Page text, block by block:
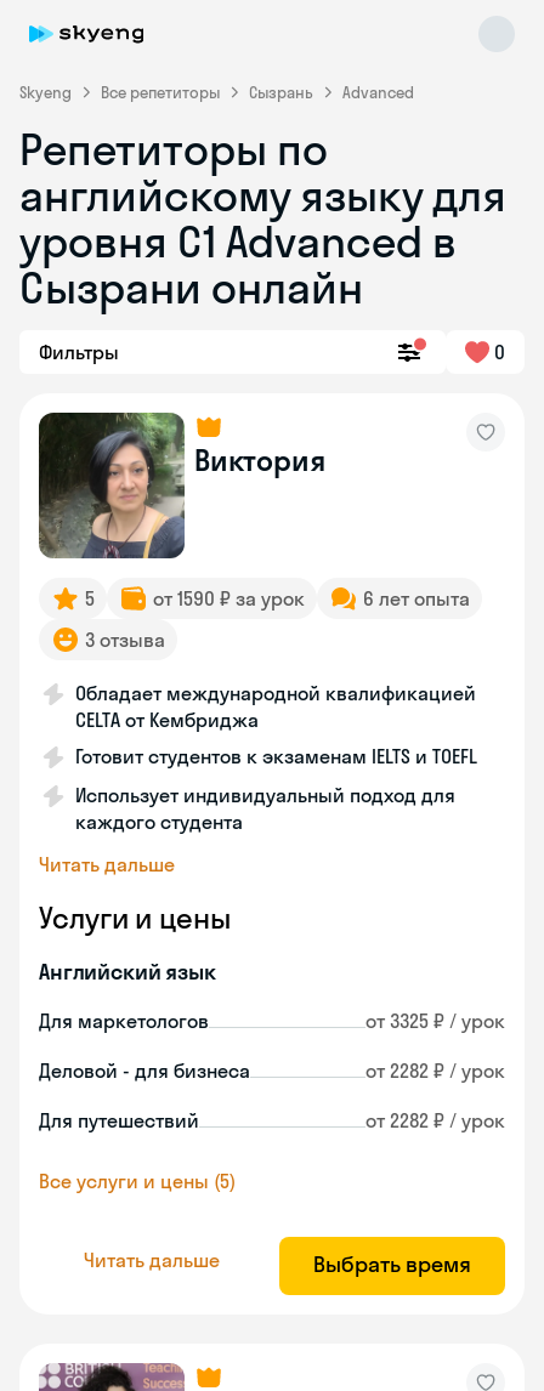
Skyeng Все репетиторы Сызрань Advanced
Репетиторы по
английскому языку для
уровня C1 Advanced в
Сызрани онлайн
Фильтры 0
Виктория
5 от 1590 ₽ за урок
6 лет опыта
3 отзыва
Обладает международной квалификацией
CELTA от Кембриджа
Готовит студентов к экзаменам IELTS и TOEFL
Использует индивидуальный подход для
каждого студента
Читать дальше
Услуги и цены
Английский язык
Для маркетологов от 3325 ₽ / урок
Деловой - для бизнеса от 2282 ₽ / урок
Для путешествий от 2282 ₽ / урок
Все услуги и цены (5)
Читать дальше Выбрать время
Skyeng Chat